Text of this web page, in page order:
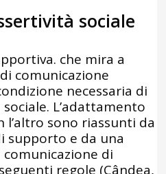
sociale
che mira a
comunicazione
necessaria di
L’adattamento
l’altro sono riassunti da
supporto e da una
comunicazione di
regole (Cândea,